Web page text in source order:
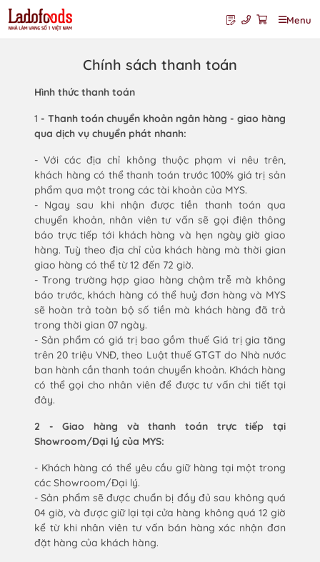
Menu
Chính sách thanh toán
Hình thức thanh toán
1 - Thanh toán chuyển khoản ngân hàng - giao hàng
qua dịch vụ chuyển phát nhanh:
- Với các địa chỉ không thuộc phạm vi nêu trên,
khách hàng có thể thanh toán trước 100% giá trị sản
phẩm qua một trong các tài khoản của MYS.
- Ngay sau khi nhận được tiền thanh toán qua
chuyển khoản, nhân viên tư vấn sẽ gọi điện thông
báo trực tiếp tới khách hàng và hẹn ngày giờ giao
hàng. Tuỳ theo địa chỉ của khách hàng mà thời gian
giao hàng có thể từ 12 đến 72 giờ.
- Trong trường hợp giao hàng chậm trễ mà không
báo trước, khách hàng có thể huỷ đơn hàng và MYS
sẽ hoàn trả toàn bộ số tiền mà khách hàng đã trả
trong thời gian 07 ngày.
- Sản phẩm có giá trị bao gồm thuế Giá trị gia tăng
trên 20 triệu VNĐ, theo Luật thuế GTGT do Nhà nước
ban hành cần thanh toán chuyển khoản. Khách hàng
có thể gọi cho nhân viên để được tư vấn chi tiết tại
đây.
2 - Giao hàng và thanh toán trực tiếp tại
Showroom/Đại lý của MYS:
- Khách hàng có thể yêu cầu giữ hàng tại một trong
các Showroom/Đại lý.
- Sản phẩm sẽ được chuẩn bị đầy đủ sau không quá
04 giờ, và được giữ lại tại cửa hàng không quá 12 giờ
kể từ khi nhân viên tư vấn bán hàng xác nhận đơn
đặt hàng của khách hàng.